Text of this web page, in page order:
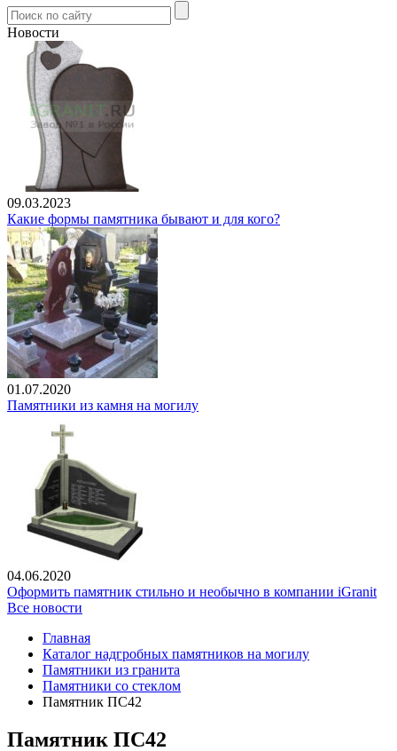
Новости
09.03.2023
Какие формы памятника бывают и для кого?
01.07.2020
Памятники из камня на могилу
04.06.2020
Оформить памятник стильно и необычно в компании iGranit
Все новости
Главная
Каталог надгробных памятников на могилу
Памятники из гранита
Памятники со стеклом
Памятник ПС42
Памятник ПС42